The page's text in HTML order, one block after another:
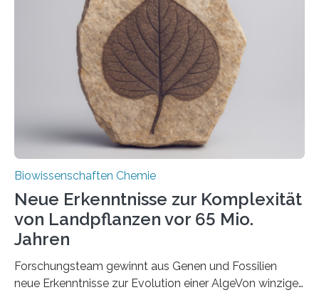
unbekannten Qualitätskontrollmechanismus des
peroxisomalen Proteintransports in der Bäckerhefe
Saccharomyces cerevisiae entdeckt, der für die
Funktionsfähigkeit der Organellen entscheidend ist. Die
Studie wurde am 28. Oktober 2025 in der
Fachzeitschrift…
Biowissenschaften Chemie
Neue Erkenntnisse zur Komplexität
von Landpflanzen vor 65 Mio.
Jahren
Forschungsteam gewinnt aus Genen und Fossilien
neue Erkenntnisse zur Evolution einer AlgeVon winzigen